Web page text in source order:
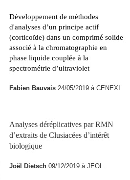
Développement de méthodes
d'analyses d’un principe actif
(corticoïde) dans un comprimé solide
associé à la chromatographie en
phase liquide couplée à la
spectrométrie d’ultraviolet
Fabien Bauvais 24/05/2019 à CENEXI
Analyses déréplicatives par RMN
d’extraits de Clusiacées d’intérêt
biologique
Joël Dietsch 09/12/2019 à JEOL